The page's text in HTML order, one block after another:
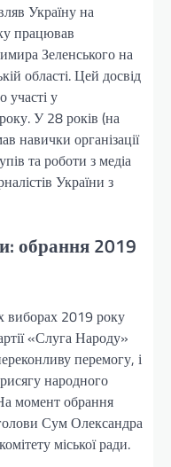
Україну на
працював
Зеленського на
області. Цей досвід
участі у
У 28 років (на
навички організації
та роботи з медіа
України з
обрання 2019
виборах 2019 року
«Слуга Народу»
перемогу, і
народного
момент обрання
Сум Олександра
міської ради.